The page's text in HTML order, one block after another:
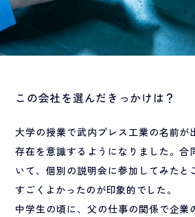
この会社を選んだきっかけは？
大学の授業で武内プレス工業の名前が
存在を意識するようになりました。合
いて、個別の説明会に参加してみたと
すごくよかったのが印象的でした。
中学生の頃に、父の仕事の関係で企業